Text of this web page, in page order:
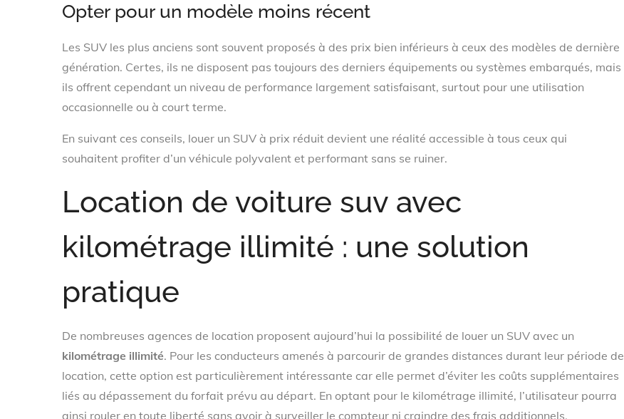
Opter pour un modèle moins récent
Les SUV les plus anciens sont souvent proposés à des prix bien inférieurs à ceux des modèles de dernière
génération. Certes, ils ne disposent pas toujours des derniers équipements ou systèmes embarqués, mais
ils offrent cependant un niveau de performance largement satisfaisant, surtout pour une utilisation
occasionnelle ou à court terme.
En suivant ces conseils, louer un SUV à prix réduit devient une réalité accessible à tous ceux qui
souhaitent profiter d’un véhicule polyvalent et performant sans se ruiner.
Location de voiture suv avec
kilométrage illimité : une solution
pratique
De nombreuses agences de location proposent aujourd’hui la possibilité de louer un SUV avec un
kilométrage illimité. Pour les conducteurs amenés à parcourir de grandes distances durant leur période de
location, cette option est particulièrement intéressante car elle permet d’éviter les coûts supplémentaires
liés au dépassement du forfait prévu au départ. En optant pour le kilométrage illimité, l’utilisateur pourra
ainsi rouler en toute liberté sans avoir à surveiller le compteur ni craindre des frais additionnels.